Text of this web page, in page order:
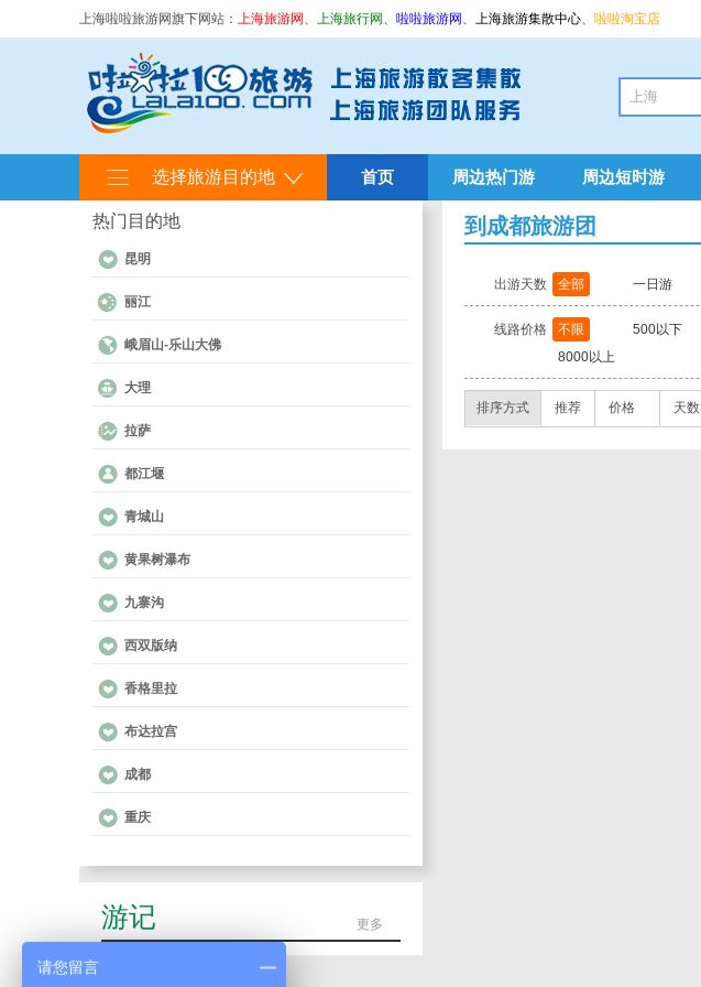
上海啦啦旅游网旗下网站： 上海旅游网 、 上海旅行网 、 啦啦旅游网 、 上海旅游集散中心、 啦啦淘宝店
选择旅游目的地 首页 周边热门游 周边短时游
热门目的地
昆明
丽江
峨眉山-乐山大佛
大理
拉萨
都江堰
青城山
黄果树瀑布
九寨沟
西双版纳
香格里拉
布达拉宫
成都
重庆
游记 更多
到成都旅游团
出游天数 全部 一日游
线路价格 不限 500以下
8000以上
排序方式 推荐 价格 天数
请您留言